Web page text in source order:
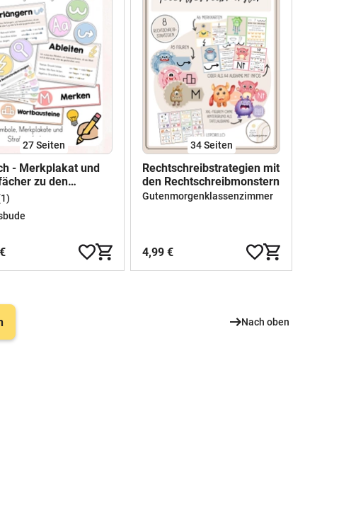
27Seiten
- Merkplakat und
zu den
34Seiten
Rechtschreibstrategien mit
den Rechtschreibmonstern
Gutenmorgenklassenzimmer
4,99 €
Nach oben